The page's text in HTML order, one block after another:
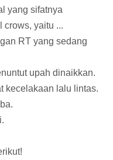
yang sifatnya
crows, yaitu ...
RT yang sedang
upah dinaikkan.
kecelakaan lalu lintas.